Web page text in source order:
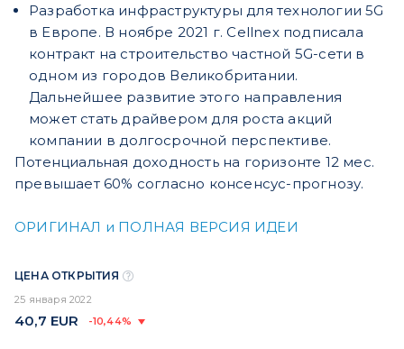
Разработка инфраструктуры для технологии 5G
в Европе. В ноябре 2021 г. Cellnex подписала
контракт на строительство частной 5G-сети в
одном из городов Великобритании.
Дальнейшее развитие этого направления
может стать драйвером для роста акций
компании в долгосрочной перспективе.
Потенциальная доходность на горизонте 12 мес.
превышает 60% согласно консенсус-прогнозу.
ОРИГИНАЛ и ПОЛНАЯ ВЕРСИЯ ИДЕИ
ЦЕНА ОТКРЫТИЯ
25 января 2022
40,7 EUR -10,44%